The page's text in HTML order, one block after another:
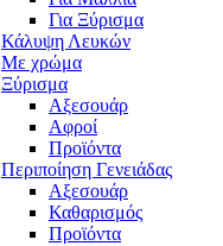
Για Ξύρισμα
Κάλυψη Λευκών
Με χρώμα
Ξύρισμα
Αξεσουάρ
Αφροί
Προϊόντα
Περιποίηση Γενειάδας
Αξεσουάρ
Καθαρισμός
Προϊόντα